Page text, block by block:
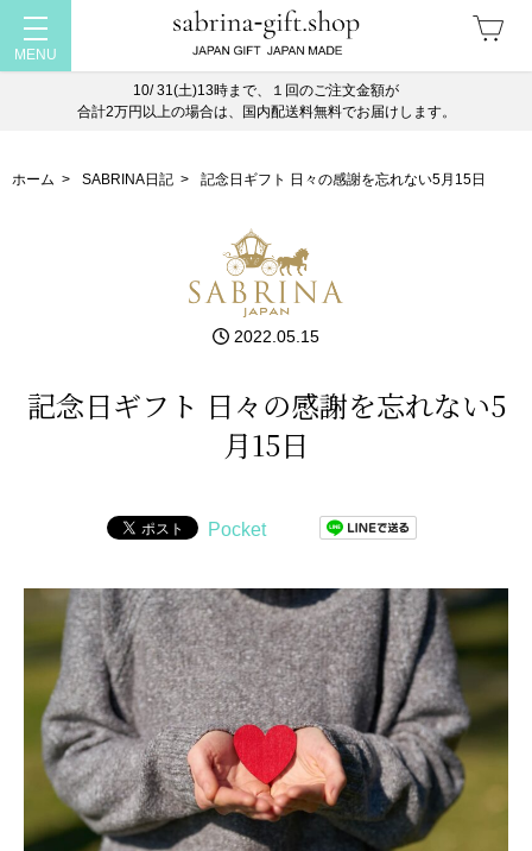
10/ 31(土)13時まで、１回のご注文金額が
合計2万円以上の場合は、国内配送料無料でお届けします。
ホーム > SABRINA日記 > 記念日ギフト 日々の感謝を忘れない5月15日
2022.05.15
記念日ギフト 日々の感謝を忘れない5
月15日
Pocket